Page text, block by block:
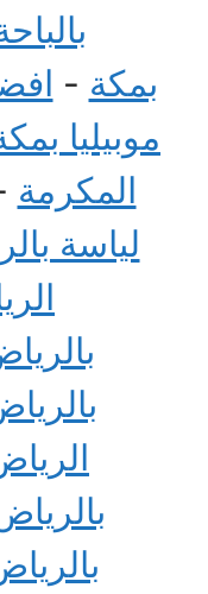
بمكة -
موبيليا
المكرمة
لياسة